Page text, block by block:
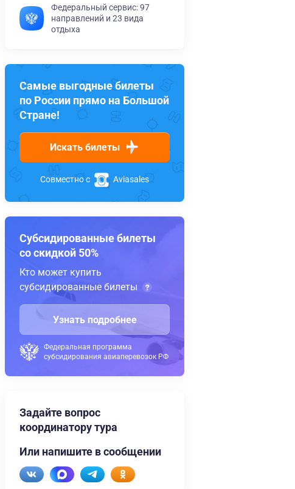
Федеральный сервис: 97
направлений и 23 вида
отдыха
Самые выгодные билеты
по России прямо на Большой
Стране!
Искать билеты
Совместно с Aviasales
Субсидированные билеты
со скидкой 50%
Кто может купить
субсидированные билеты
Узнать подробнее
Федеральная программа
субсидирования авиаперевозок РФ
Задайте вопрос
координатору тура
Или напишите в сообщении